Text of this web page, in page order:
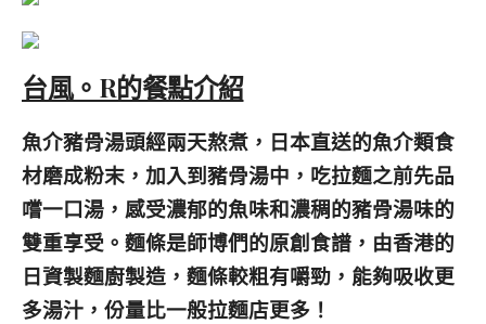
台風。R的餐點介紹
魚介豬骨湯頭經兩天熬煮，日本直送的魚介類食
材磨成粉末，加入到豬骨湯中，吃拉麵之前先品
嚐一口湯，感受濃郁的魚味和濃稠的豬骨湯味的
雙重享受。麵條是師博們的原創食譜，由香港的
日資製麵廚製造，麵條較粗有嚼勁，能夠吸收更
多湯汁，份量比一般拉麵店更多！